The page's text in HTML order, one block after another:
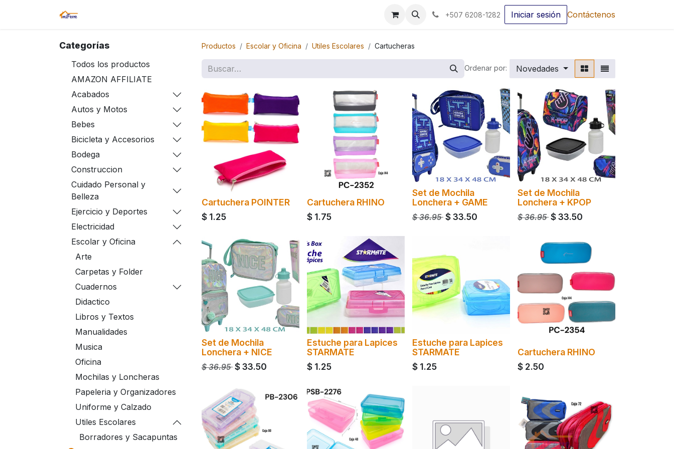
+507 6208-1282 Iniciar sesión Contáctenos
Categorías
Todos los productos
AMAZON AFFILIATE
Acabados
Autos y Motos
Bebes
Bicicleta y Accesorios
Bodega
Construccion
Cuidado Personal y
Belleza
Ejercicio y Deportes
Electricidad
Escolar y Oficina
Arte
Carpetas y Folder
Cuadernos
Didactico
Libros y Textos
Manualidades
Musica
Oficina
Mochilas y Loncheras
Papeleria y Organizadores
Uniforme y Calzado
Utiles Escolares
Borradores y Sacapuntas
Productos Escolar y Oficina Utiles Escolares Cartucheras
Ordenar por: Novedades
Cartuchera POINTER
$ 1.25
Cartuchera RHINO
$ 1.75
Set de Mochila
Lonchera + GAME
$36.95 $33.50
Set de Mochila
Lonchera + KPOP
$36.95 $33.50
Set de Mochila
Lonchera + NICE
$36.95 $33.50
Estuche para Lapices
STARMATE
$ 1.25
Estuche para Lapices
STARMATE
$ 1.25
Cartuchera RHINO
$ 2.50